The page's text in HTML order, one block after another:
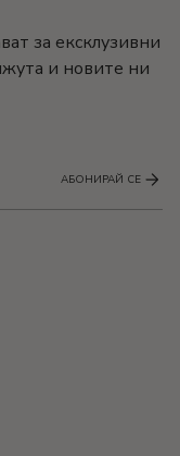
за ексклузивни
и новите ни
АБОНИРАЙ СЕ